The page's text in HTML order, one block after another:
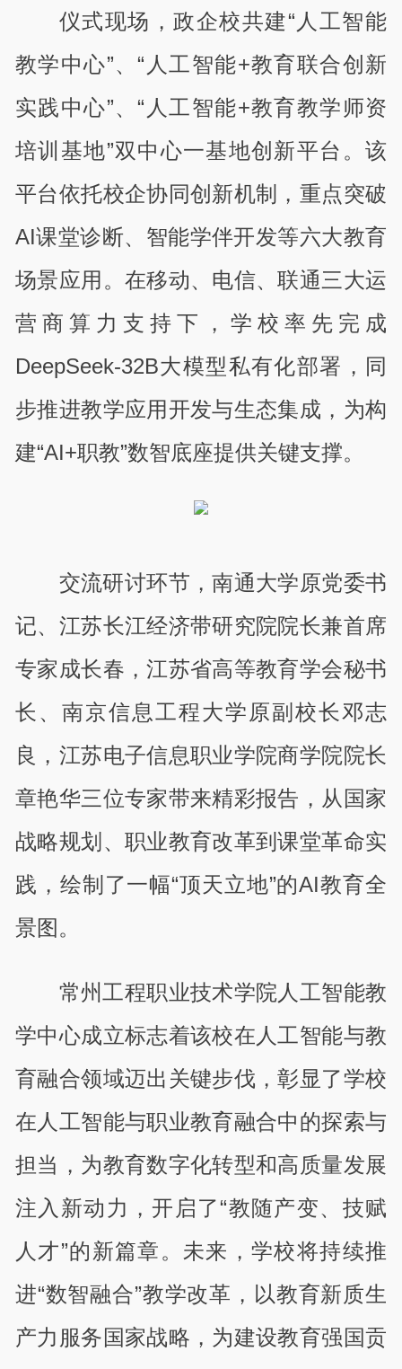
仪式现场，政企校共建“人工智能
教学中心”、“人工智能+教育联合创新
实践中心”、“人工智能+教育教学师资
培训基地”双中心一基地创新平台。该
平台依托校企协同创新机制，重点突破
AI课堂诊断、智能学伴开发等六大教育
场景应用。在移动、电信、联通三大运
营商算力支持下，学校率先完成
DeepSeek-32B大模型私有化部署，同
步推进教学应用开发与生态集成，为构
建“AI+职教”数智底座提供关键支撑。
交流研讨环节，南通大学原党委书
记、江苏长江经济带研究院院长兼首席
专家成长春，江苏省高等教育学会秘书
长、南京信息工程大学原副校长邓志
良，江苏电子信息职业学院商学院院长
章艳华三位专家带来精彩报告，从国家
战略规划、职业教育改革到课堂革命实
践，绘制了一幅“顶天立地”的AI教育全
景图。
常州工程职业技术学院人工智能教
学中心成立标志着该校在人工智能与教
育融合领域迈出关键步伐，彰显了学校
在人工智能与职业教育融合中的探索与
担当，为教育数字化转型和高质量发展
注入新动力，开启了“教随产变、技赋
人才”的新篇章。未来，学校将持续推
进“数智融合”教学改革，以教育新质生
产力服务国家战略，为建设教育强国贡